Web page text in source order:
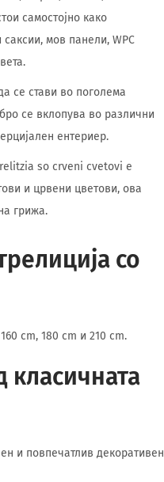
самостојно како
мов панели, WPC
се стави во поголема
се вклопува во различни
ентериер.
so crveni cvetovi е
и црвени цветови, ова
грижа.
со
cm, 180 cm и 210 cm.
класичната
и повпечатлив декоративен